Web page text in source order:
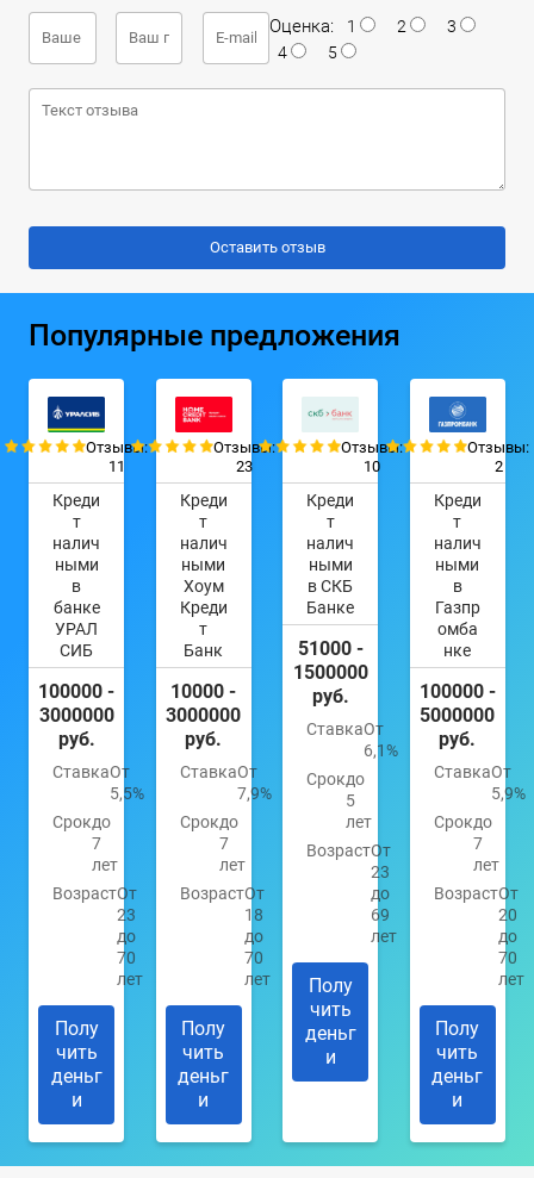
Оценка: 1 2
3
4
5
Популярные предложения
Отзывы:
11
Креди
т
налич
ными
в
банке
УРАЛ
СИБ
100000 -
3000000
руб.
СтавкаОт
5,5%
Срокдо
7
лет
ВозрастОт
23
до
70
лет
Полу
чить
деньг
и
Отзывы:
23
Креди
т
налич
ными
Хоум
Креди
т
Банк
10000 -
3000000
руб.
СтавкаОт
7,9%
Срокдо
7
лет
ВозрастОт
18
до
70
лет
Полу
чить
деньг
и
Отзывы:
10
Креди
т
налич
ными
в СКБ
Банке
51000 -
1500000
руб.
СтавкаОт
6,1%
Срокдо
5
лет
ВозрастОт
23
до
69
лет
Полу
чить
деньг
и
Отзывы:
2
Креди
т
налич
ными
в
Газпр
омба
нке
100000 -
5000000
руб.
СтавкаОт
5,9%
Срокдо
7
лет
ВозрастОт
20
до
70
лет
Полу
чить
деньг
и